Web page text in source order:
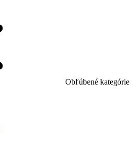
Obľúbené kategórie